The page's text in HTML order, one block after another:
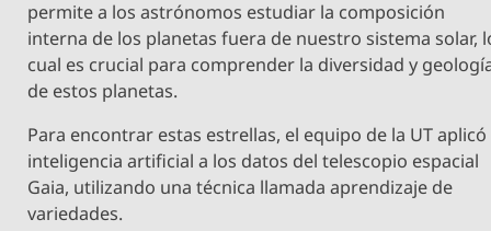
permite a los astrónomos estudiar la composición
interna de los planetas fuera de nuestro sistema solar,
cual es crucial para comprender la diversidad y
de estos planetas.
Para encontrar estas estrellas, el equipo de la UT aplicó
inteligencia artificial a los datos del telescopio espacial
Gaia, utilizando una técnica llamada aprendizaje de
variedades.